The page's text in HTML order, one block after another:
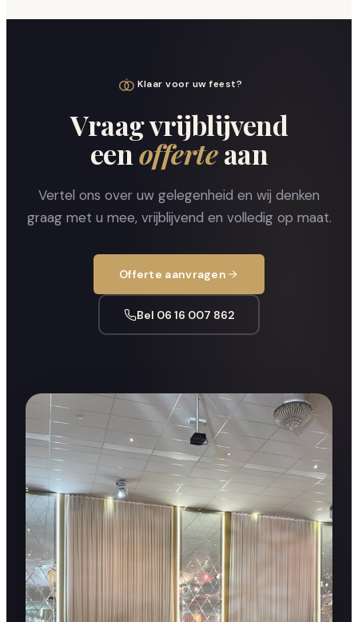
Klaar voor uw feest?
Vraag vrijblijvend
eenofferteaan
Vertel ons over uw gelegenheid en wij denken
graag met u mee, vrijblijvend en volledig op maat.
Offerte aanvragen
Bel 06 16 007 862